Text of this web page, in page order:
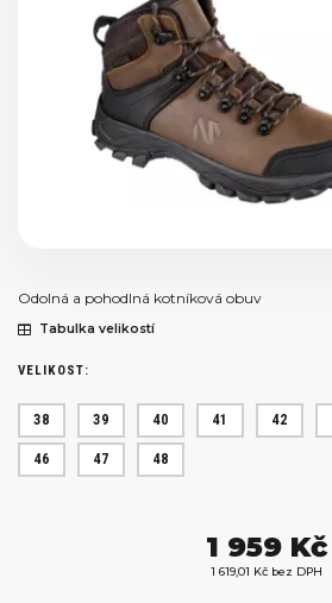
Odolná a pohodlná kotníková obuv
Tabulka velikostí
VELIKOST:
38 39 40 41 42
46 47 48
1 959 Kč
1 619,01 Kč bez DPH